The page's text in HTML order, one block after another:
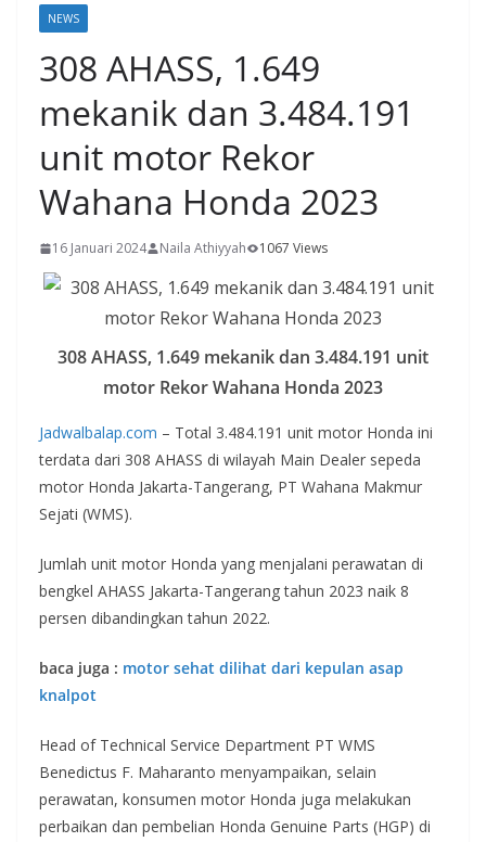
NEWS
308 AHASS, 1.649
mekanik dan 3.484.191
unit motor Rekor
Wahana Honda 2023
16 Januari 2024 Naila Athiyyah 1067 Views
308 AHASS, 1.649 mekanik dan 3.484.191 unit
motor Rekor Wahana Honda 2023
Jadwalbalap.com – Total 3.484.191 unit motor Honda ini
terdata dari 308 AHASS di wilayah Main Dealer sepeda
motor Honda Jakarta-Tangerang, PT Wahana Makmur
Sejati (WMS).
Jumlah unit motor Honda yang menjalani perawatan di
bengkel AHASS Jakarta-Tangerang tahun 2023 naik 8
persen dibandingkan tahun 2022.
baca juga : motor sehat dilihat dari kepulan asap
knalpot
Head of Technical Service Department PT WMS
Benedictus F. Maharanto menyampaikan, selain
perawatan, konsumen motor Honda juga melakukan
perbaikan dan pembelian Honda Genuine Parts (HGP) di